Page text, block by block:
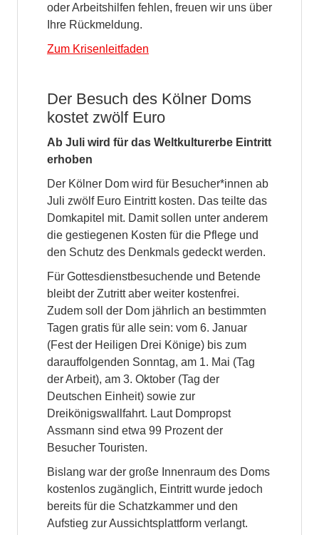
oder Arbeitshilfen fehlen, freuen wir uns über
Ihre Rückmeldung.
Zum Krisenleitfaden
Der Besuch des Kölner Doms
kostet zwölf Euro
Ab Juli wird für das Weltkulturerbe Eintritt
erhoben
Der Kölner Dom wird für Besucher*innen ab
Juli zwölf Euro Eintritt kosten. Das teilte das
Domkapitel mit. Damit sollen unter anderem
die gestiegenen Kosten für die Pflege und
den Schutz des Denkmals gedeckt werden.
Für Gottesdienstbesuchende und Betende
bleibt der Zutritt aber weiter kostenfrei.
Zudem soll der Dom jährlich an bestimmten
Tagen gratis für alle sein: vom 6. Januar
(Fest der Heiligen Drei Könige) bis zum
darauffolgenden Sonntag, am 1. Mai (Tag
der Arbeit), am 3. Oktober (Tag der
Deutschen Einheit) sowie zur
Dreikönigswallfahrt. Laut Dompropst
Assmann sind etwa 99 Prozent der
Besucher Touristen.
Bislang war der große Innenraum des Doms
kostenlos zugänglich, Eintritt wurde jedoch
bereits für die Schatzkammer und den
Aufstieg zur Aussichtsplattform verlangt.